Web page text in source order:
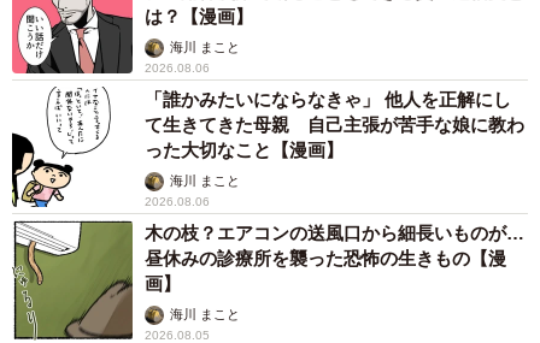
は？【漫画】
海川 まこと
2026.08.06
「誰かみたいにならなきゃ」 他人を正解にし
て生きてきた母親 自己主張が苦手な娘に教わ
った大切なこと【漫画】
海川 まこと
2026.08.06
木の枝？エアコンの送風口から細長いものが…
昼休みの診療所を襲った恐怖の生きもの【漫
画】
海川 まこと
2026.08.05